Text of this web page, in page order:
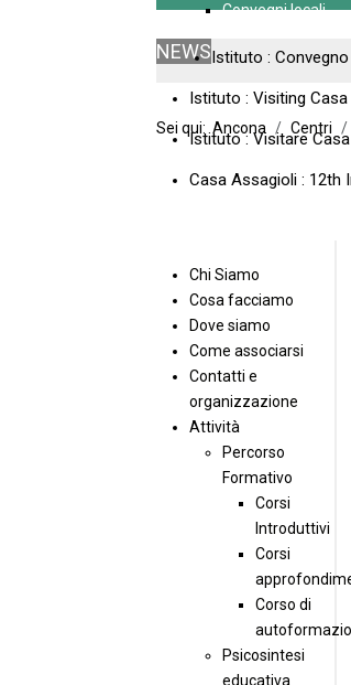
Convegni locali
NEWSIstituto : Convegno
Istituto : Visiting
Istituto : Visitare
Casa Assagioli : 12th
Sei qui:Ancona Centri
Chi Siamo
Cosa facciamo
Dove siamo
Come associarsi
Contatti e
organizzazione
Attività
Percorso
Formativo
Corsi
Introduttivi
Corsi
Corso di
Psicosintesi
educativa